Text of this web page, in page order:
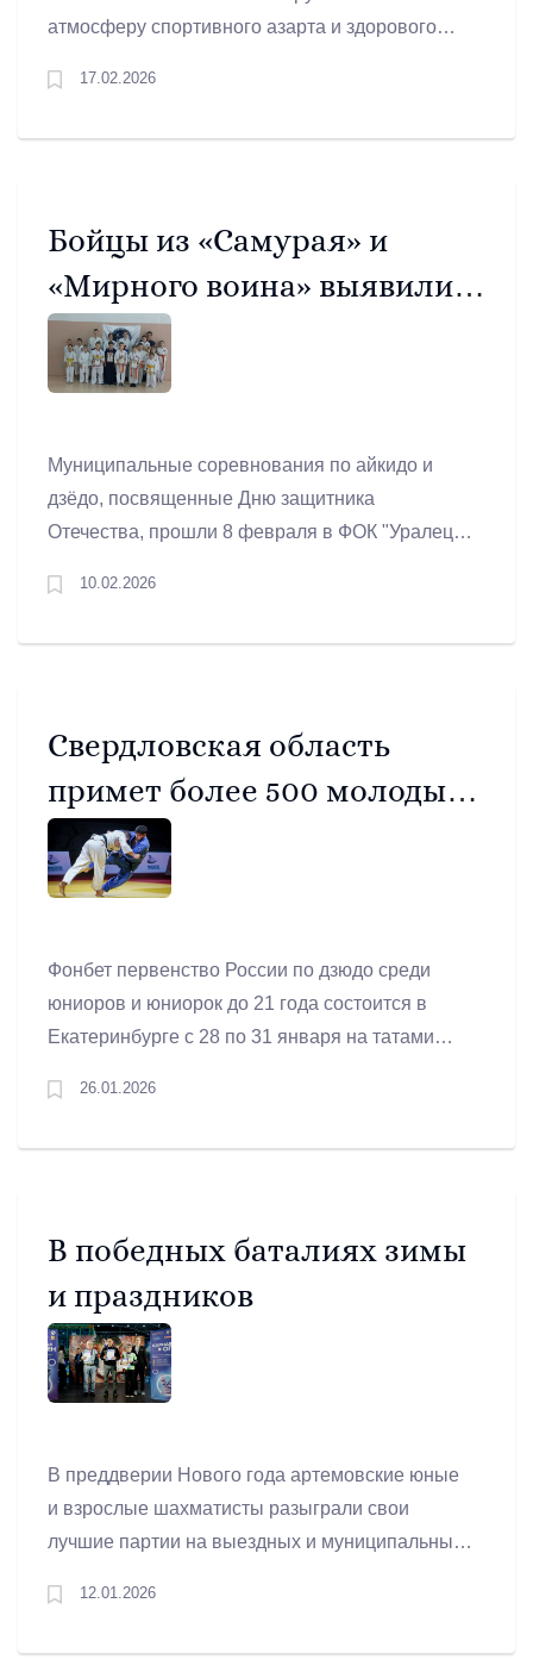
атмосферу спортивного азарта и здорового
акции «Лыжня России-2026» приняли участие
17.02.2026
Бойцы из «Самурая» и
«Мирного воина» выявили
сильнейших в
соревнованиях по айкидо и
Муниципальные соревнования по айкидо и
дзёдо, посвященные Дню защитника
Отечества, прошли 8 февраля в ФОК "Уралец"
10.02.2026
Свердловская область
примет более 500 молодых
дзюдоистов со всей России
Фонбет первенство России по дзюдо среди
юниоров и юниорок до 21 года состоится в
Екатеринбурге с 28 по 31 января на татами
встретятся более 500 молодых спортсменов из
26.01.2026
В победных баталиях зимы
и праздников
В преддверии Нового года артемовские юные
и взрослые шахматисты разыграли свои
лучшие партии на выездных и муниципальных
игре.
12.01.2026